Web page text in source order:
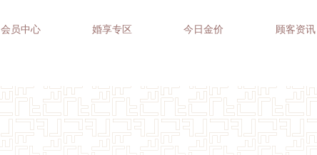
会员中心 婚享专区 今日金价 顾客资讯